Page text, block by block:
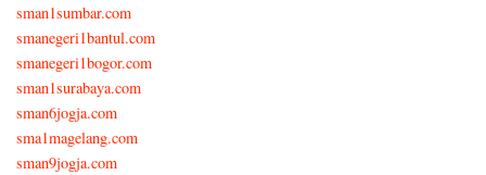
sman1sumbar.com
smanegeri1bantul.com
smanegeri1bogor.com
sman1surabaya.com
sman6jogja.com
sma1magelang.com
sman9jogja.com